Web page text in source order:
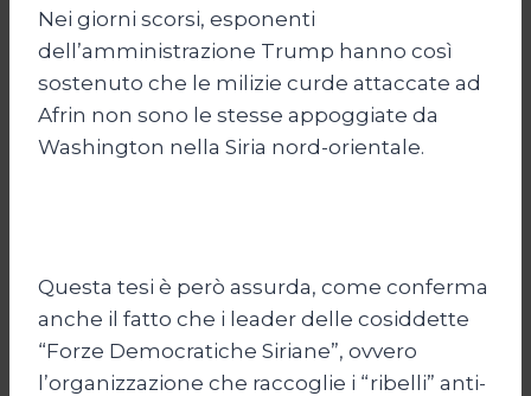
Nei giorni scorsi, esponenti
dell’amministrazione Trump hanno così
sostenuto che le milizie curde attaccate ad
Afrin non sono le stesse appoggiate da
Washington nella Siria nord-orientale.
Questa tesi è però assurda, come conferma
anche il fatto che i leader delle cosiddette
“Forze Democratiche Siriane”, ovvero
l’organizzazione che raccoglie i “ribelli” anti-